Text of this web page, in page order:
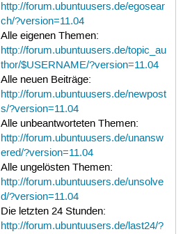
http://forum.ubuntuusers.de/egosear
ch/?version=11.04
Alle eigenen Themen:
http://forum.ubuntuusers.de/topic_au
thor/$USERNAME/?version=11.04
Alle neuen Beiträge:
http://forum.ubuntuusers.de/newpost
s/?version=11.04
Alle unbeantworteten Themen:
http://forum.ubuntuusers.de/unansw
ered/?version=11.04
Alle ungelösten Themen:
http://forum.ubuntuusers.de/unsolve
d/?version=11.04
Die letzten 24 Stunden:
http://forum.ubuntuusers.de/last24/?